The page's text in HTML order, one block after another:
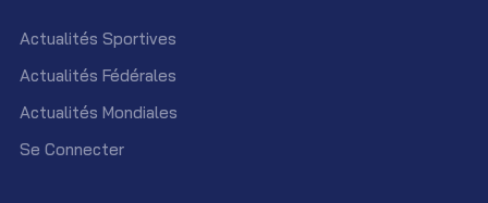
Actualités Sportives
Actualités Fédérales
Actualités Mondiales
Se Connecter